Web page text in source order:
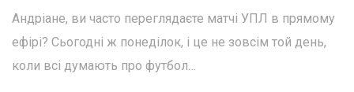
Андріане, ви часто переглядаєте матчі УПЛ в прямому
ефірі? Сьогодні ж понеділок, і це не зовсім той день,
коли всі думають про футбол…